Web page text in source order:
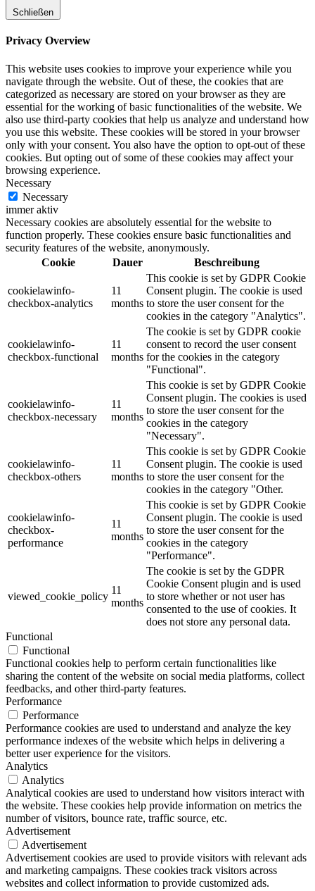
Schließen
Privacy Overview
This website uses cookies to improve your experience while you
navigate through the website. Out of these, the cookies that are
categorized as necessary are stored on your browser as they are
essential for the working of basic functionalities of the website. We
also use third-party cookies that help us analyze and understand how
you use this website. These cookies will be stored in your browser
only with your consent. You also have the option to opt-out of these
cookies. But opting out of some of these cookies may affect your
browsing experience.
Necessary
Necessary
immer aktiv
Necessary cookies are absolutely essential for the website to
function properly. These cookies ensure basic functionalities and
security features of the website, anonymously.
Cookie
Dauer Beschreibung
cookielawinfo-
checkbox-analytics
11
months
This cookie is set by GDPR Cookie
Consent plugin. The cookie is used
to store the user consent for the
cookies in the category "Analytics".
cookielawinfo-
checkbox-functional
11
months
The cookie is set by GDPR cookie
consent to record the user consent
for the cookies in the category
"Functional".
cookielawinfo-
checkbox-necessary
11
months
This cookie is set by GDPR Cookie
Consent plugin. The cookies is used
to store the user consent for the
cookies in the category
"Necessary".
cookielawinfo-
checkbox-others
11
months
This cookie is set by GDPR Cookie
Consent plugin. The cookie is used
to store the user consent for the
cookies in the category "Other.
cookielawinfo-
checkbox-
performance
11
months
This cookie is set by GDPR Cookie
Consent plugin. The cookie is used
to store the user consent for the
cookies in the category
"Performance".
viewed_cookie_policy
11
months
The cookie is set by the GDPR
Cookie Consent plugin and is used
to store whether or not user has
consented to the use of cookies. It
does not store any personal data.
Functional
Functional
Functional cookies help to perform certain functionalities like
sharing the content of the website on social media platforms, collect
feedbacks, and other third-party features.
Performance
Performance
Performance cookies are used to understand and analyze the key
performance indexes of the website which helps in delivering a
better user experience for the visitors.
Analytics
Analytics
Analytical cookies are used to understand how visitors interact with
the website. These cookies help provide information on metrics the
number of visitors, bounce rate, traffic source, etc.
Advertisement
Advertisement
Advertisement cookies are used to provide visitors with relevant ads
and marketing campaigns. These cookies track visitors across
websites and collect information to provide customized ads.